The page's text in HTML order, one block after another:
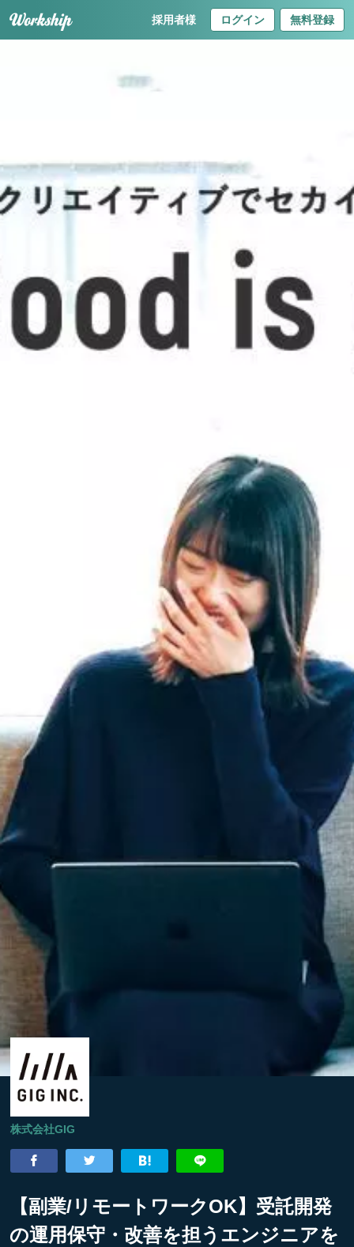
採用者様 ログイン 無料登録
株式会社GIG
【副業/リモートワークOK】受託開発
の運用保守・改善を担うエンジニアを